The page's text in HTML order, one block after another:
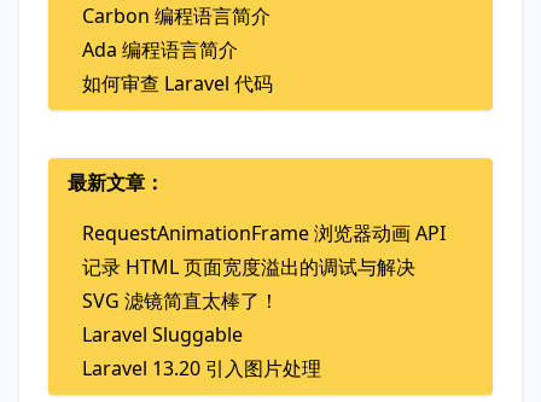
Carbon 编程语言简介
Ada 编程语言简介
如何审查 Laravel 代码
最新文章：
RequestAnimationFrame 浏览器动画 API
记录 HTML 页面宽度溢出的调试与解决
SVG 滤镜简直太棒了！
Laravel Sluggable
Laravel 13.20 引入图片处理